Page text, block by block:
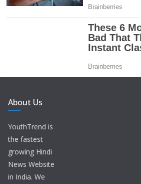
About Us
YouthTrend is
the fastest
growing Hindi
News Website
in India. We